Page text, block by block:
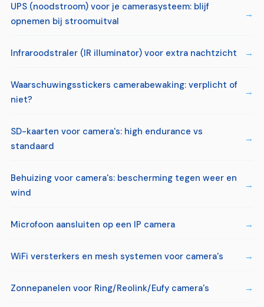
UPS (noodstroom) voor je camerasysteem: blijf
opnemen bij stroomuitval
Infraroodstraler (IR illuminator) voor extra nachtzicht
Waarschuwingsstickers camerabewaking: verplicht of
niet?
SD-kaarten voor camera's: high endurance vs
standaard
Behuizing voor camera's: bescherming tegen weer en
wind
Microfoon aansluiten op een IP camera
WiFi versterkers en mesh systemen voor camera's
Zonnepanelen voor Ring/Reolink/Eufy camera's